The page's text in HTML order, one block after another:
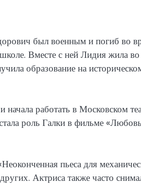
был военным и погиб во
Вместе с ней Лидия жила во
образование на
работать в Московском
роль Галки в фильме
пьеса для
Актриса также часто